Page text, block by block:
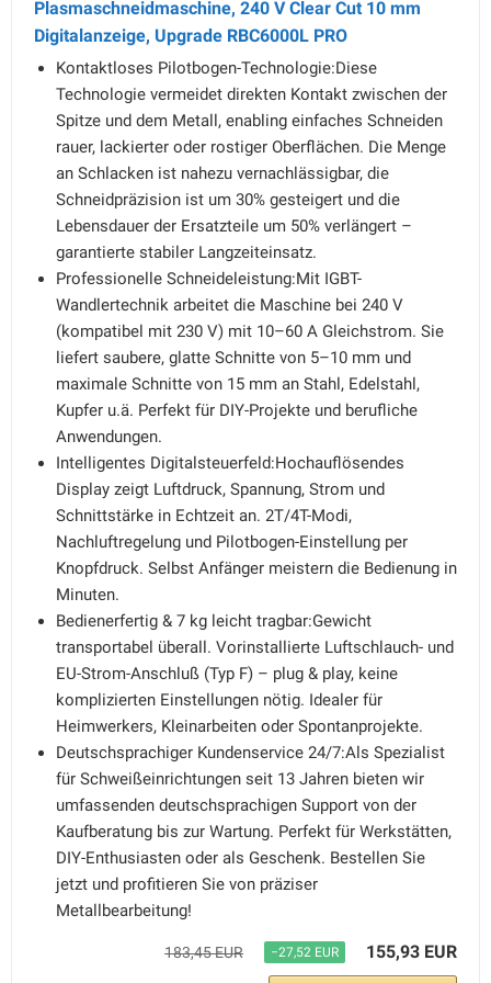
Plasmaschneidmaschine, 240 V Clear Cut 10 mm
Digitalanzeige, Upgrade RBC6000L PRO
Kontaktloses Pilotbogen-Technologie:Diese
Technologie vermeidet direkten Kontakt zwischen der
Spitze und dem Metall, enabling einfaches Schneiden
rauer, lackierter oder rostiger Oberflächen. Die Menge
an Schlacken ist nahezu vernachlässigbar, die
Schneidpräzision ist um 30% gesteigert und die
Lebensdauer der Ersatzteile um 50% verlängert –
garantierte stabiler Langzeiteinsatz.
Professionelle Schneideleistung:Mit IGBT-
Wandlertechnik arbeitet die Maschine bei 240 V
(kompatibel mit 230 V) mit 10–60 A Gleichstrom. Sie
liefert saubere, glatte Schnitte von 5–10 mm und
maximale Schnitte von 15 mm an Stahl, Edelstahl,
Kupfer u.ä. Perfekt für DIY-Projekte und berufliche
Anwendungen.
Intelligentes Digitalsteuerfeld:Hochauflösendes
Display zeigt Luftdruck, Spannung, Strom und
Schnittstärke in Echtzeit an. 2T/4T-Modi,
Nachluftregelung und Pilotbogen-Einstellung per
Knopfdruck. Selbst Anfänger meistern die Bedienung in
Minuten.
Bedienerfertig & 7 kg leicht tragbar:Gewicht
transportabel überall. Vorinstallierte Luftschlauch- und
EU-Strom-Anschluß (Typ F) – plug & play, keine
komplizierten Einstellungen nötig. Idealer für
Heimwerkers, Kleinarbeiten oder Spontanprojekte.
Deutschsprachiger Kundenservice 24/7:Als Spezialist
für Schweißeinrichtungen seit 13 Jahren bieten wir
umfassenden deutschsprachigen Support von der
Kaufberatung bis zur Wartung. Perfekt für Werkstätten,
DIY-Enthusiasten oder als Geschenk. Bestellen Sie
jetzt und profitieren Sie von präziser
Metallbearbeitung!
183,45 EUR −27,52 EUR 155,93 EUR